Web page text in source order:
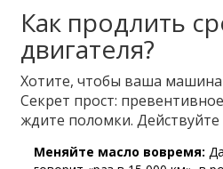
Как продлить
двигателя?
Хотите, чтобы ваша машина
Секрет прост:
ждите поломки. Действуйте
Меняйте масло вовремя: